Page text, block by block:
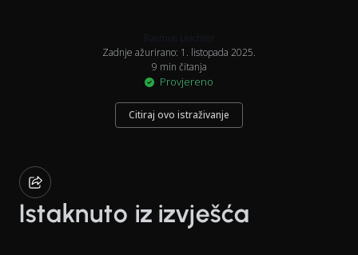
Rasmus Leichter
Zadnje ažurirano: 1. listopada 2025.
9 min čitanja
Provjereno
Citiraj ovo istraživanje
Istaknuto iz izvješća